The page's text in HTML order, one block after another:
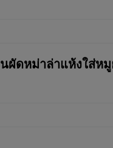
ผัดหม่าล่าแห้งใส่ห